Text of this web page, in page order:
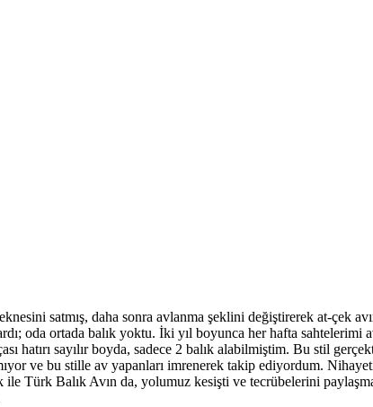
satmış, daha sonra avlanma şeklini değiştirerek at-çek
oda ortada balık yoktu. İki yıl boyunca her hafta sahtelerimi
hatırı sayılır boyda, sadece 2 balık alabilmiştim. Bu stil
ve bu stille av yapanları imrenerek takip ediyordum.
ile Türk Balık Avın da, yolumuz kesişti ve tecrübelerini